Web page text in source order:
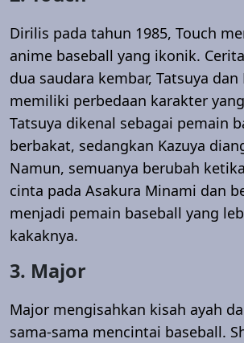
Dirilis pada tahun 1985, Touch
anime baseball yang ikonik.
dua saudara kembar, Tatsuya dan
memiliki perbedaan karakter
Tatsuya dikenal sebagai pemain
berbakat, sedangkan Kazuya
Namun, semuanya berubah
cinta pada Asakura Minami dan
menjadi pemain baseball yang
kakaknya.
3. Major
Major mengisahkan kisah ayah
sama-sama mencintai baseball.